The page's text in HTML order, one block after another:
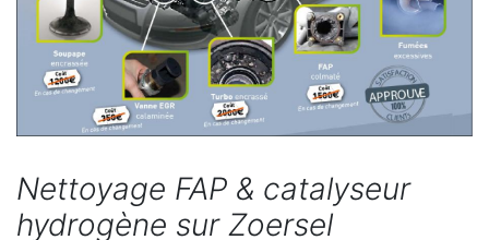
Nettoyage FAP & catalyseur
hydrogène sur Zoersel